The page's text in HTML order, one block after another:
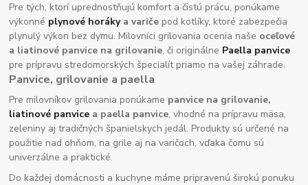
Pre tých, ktorí uprednostňujú komfort a čistú prácu, ponúkame
výkonné plynové horákya variče pod kotlíky, ktoré zabezpečia
plynulý výkon bez dymu. Milovníci grilovania ocenia naše oceľové
a liatinové panvice na grilovanie, či originálne Paella panvice
pre prípravu stredomorských špecialít priamo na vašej záhrade.
Panvice, grilovanie a paella
Pre milovníkov grilovania ponúkame panvice na grilovanie,
liatinové panvice a paella panvice, vhodné na prípravu mäsa,
zeleniny aj tradičných španielskych jedál. Produkty sú určené na
použitie nad ohňom, na grile aj na varičoch, vďaka čomu sú
univerzálne a praktické.
Do každej domácnosti a kuchyne máme pripravenú širokú ponuku